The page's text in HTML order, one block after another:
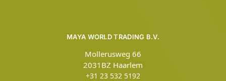
MAYA WORLD TRADING B.V.
Mollerusweg 66
2031BZ Haarlem
+31 23 532 5192